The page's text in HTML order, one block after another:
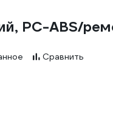
PC-ABS/
Сравнить